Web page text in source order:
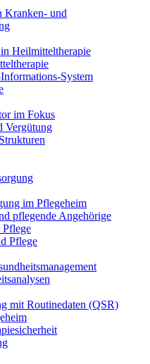
Kranken- und
Heilmitteltherapie
System
im Fokus
Vergütung
im Pflegeheim
pflegende Angehörige
Pflege
Pflege
mit Routinedaten (QSR)